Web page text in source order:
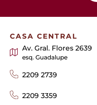
CASA CENTRAL
Av. Gral. Flores 2639
esq. Guadalupe
2209 2739
2209 3359